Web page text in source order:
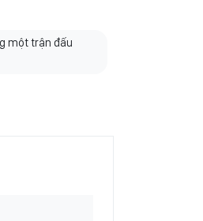
một trận đấu